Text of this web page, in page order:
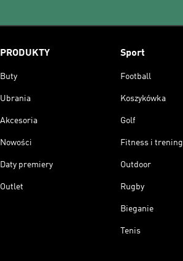
PRODUKTY
Buty
Ubrania
Akcesoria
Nowości
Daty premiery
Outlet
Sport
Football
Koszykówka
Golf
Fitness i trening
Outdoor
Rugby
Bieganie
Tenis